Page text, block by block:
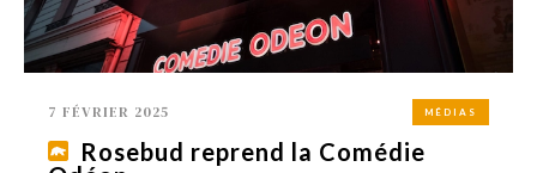
7 FÉVRIER 2025 MÉDIAS
Rosebud reprend la Comédie